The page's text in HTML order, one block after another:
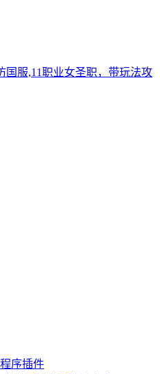
国服,11职业女圣职，带玩法攻
程序插件